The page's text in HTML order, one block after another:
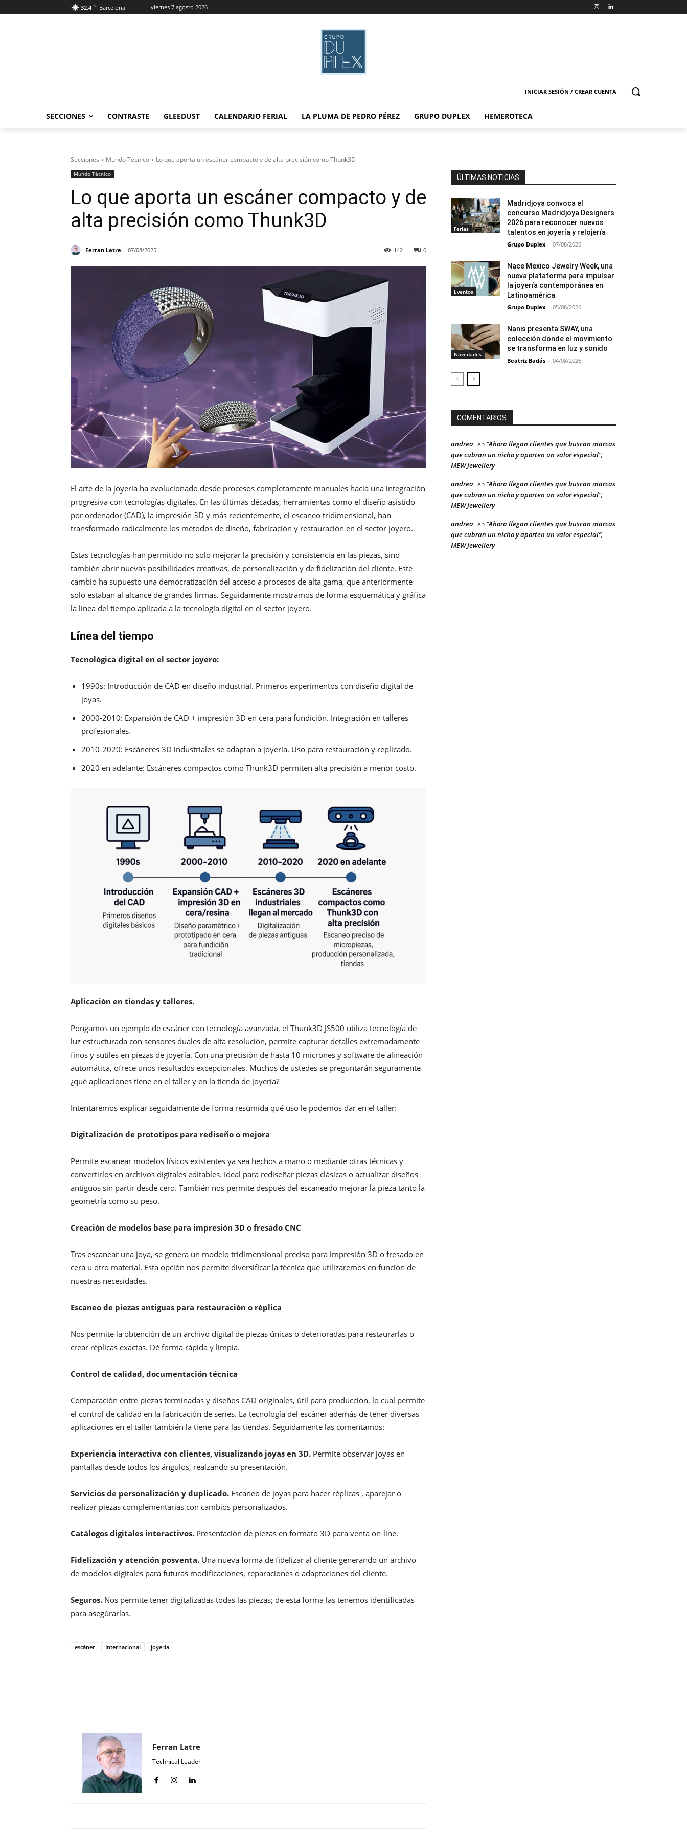
32.4 C Barcelona viernes 7 agosto 2026
INICIAR SESIÓN / CREAR CUENTA
SECCIONES CONTRASTE GLEEDUST CALENDARIO FERIAL LA PLUMA DE PEDRO PÉREZ GRUPO DUPLEX HEMEROTECA
Secciones Mundo Técnico Lo que aporta un escáner compacto y de alta precisión como Thunk3D
Mundo Técnico
Lo que aporta un escáner compacto y de
alta precisión como Thunk3D
Ferran Latre 07/08/2025 0
142
El arte de la joyería ha evolucionado desde procesos completamente manuales hacia una integración
progresiva con tecnologías digitales. En las últimas décadas, herramientas como el diseño asistido
por ordenador (CAD), la impresión 3D y más recientemente, el escaneo tridimensional, han
transformado radicalmente los métodos de diseño, fabricación y restauración en el sector joyero.
Estas tecnologías han permitido no solo mejorar la precisión y consistencia en las piezas, sino
también abrir nuevas posibilidades creativas, de personalización y de fidelización del cliente. Este
cambio ha supuesto una democratización del acceso a procesos de alta gama, que anteriormente
solo estaban al alcance de grandes firmas. Seguidamente mostramos de forma esquemática y gráfica
la línea del tiempo aplicada a la tecnología digital en el sector joyero.
Línea del tiempo
Tecnológica digital en el sector joyero:
1990s: Introducción de CAD en diseño industrial. Primeros experimentos con diseño digital de
joyas.
2000-2010: Expansión de CAD + impresión 3D en cera para fundición. Integración en talleres
profesionales.
2010-2020: Escáneres 3D industriales se adaptan a joyería. Uso para restauración y replicado.
2020 en adelante: Escáneres compactos como Thunk3D permiten alta precisión a menor costo.
Aplicación en tiendas y talleres.
Pongamos un ejemplo de escáner con tecnología avanzada, el Thunk3D JS500 utiliza tecnología de
luz estructurada con sensores duales de alta resolución, permite capturar detalles extremadamente
finos y sutiles en piezas de joyería. Con una precisión de hasta 10 micrones y software de alineación
automática, ofrece unos resultados excepcionales. Muchos de ustedes se preguntarán seguramente
¿qué aplicaciones tiene en el taller y en la tienda de joyería?
Intentaremos explicar seguidamente de forma resumida qué uso le podemos dar en el taller:
Digitalización de prototipos para rediseño o mejora
Permite escanear modelos físicos existentes ya sea hechos a mano o mediante otras técnicas y
convertirlos en archivos digitales editables. Ideal para rediseñar piezas clásicas o actualizar diseños
antiguos sin partir desde cero. También nos permite después del escaneado mejorar la pieza tanto la
geometría como su peso.
Creación de modelos base para impresión 3D o fresado CNC
Tras escanear una joya, se genera un modelo tridimensional preciso para impresión 3D o fresado en
cera u otro material. Esta opción nos permite diversificar la técnica que utilizaremos en función de
nuestras necesidades.
Escaneo de piezas antiguas para restauración o réplica
Nos permite la obtención de un archivo digital de piezas únicas o deterioradas para restaurarlas o
crear réplicas exactas. Dé forma rápida y limpia.
Control de calidad, documentación técnica
Comparación entre piezas terminadas y diseños CAD originales, útil para producción, lo cual permite
el control de calidad en la fabricación de series. La tecnología del escáner además de tener diversas
aplicaciones en el taller también la tiene para las tiendas. Seguidamente las comentamos:
Experiencia interactiva con clientes, visualizando joyas en 3D. Permite observar joyas en
pantallas desde todos los ángulos, realzando su presentación.
Servicios de personalización y duplicado. Escaneo de joyas para hacer réplicas , aparejar o
realizar piezas complementarias con cambios personalizados.
Catálogos digitales interactivos. Presentación de piezas en formato 3D para venta on-line.
Fidelización y atención posventa. Una nueva forma de fidelizar al cliente generando un archivo
de modelos digitales para futuras modificaciones, reparaciones o adaptaciones del cliente.
Seguros. Nos permite tener digitalizadas todas las piezas; de esta forma las tenemos identificadas
para asegúrarlas.
escáner Internacional joyería
Ferran Latre
Technical Leader
ÚLTIMAS NOTICIAS
Ferias
Madridjoya convoca el
concurso Madridjoya Designers
2026 para reconocer nuevos
talentos en joyería y relojería
Grupo Duplex - 07/08/2026
Eventos
Nace Mexico Jewelry Week, una
nueva plataforma para impulsar
la joyería contemporánea en
Latinoamérica
Grupo Duplex - 05/08/2026
Novedades
Nanis presenta SWAY, una
colección donde el movimiento
se transforma en luz y sonido
Beatriz Badás - 04/08/2026
COMENTARIOS
andrea en “Ahora llegan clientes que buscan marcas
que cubran un nicho y aporten un valor especial”,
MEW Jewellery
andrea en “Ahora llegan clientes que buscan marcas
que cubran un nicho y aporten un valor especial”,
MEW Jewellery
andrea en “Ahora llegan clientes que buscan marcas
que cubran un nicho y aporten un valor especial”,
MEW Jewellery